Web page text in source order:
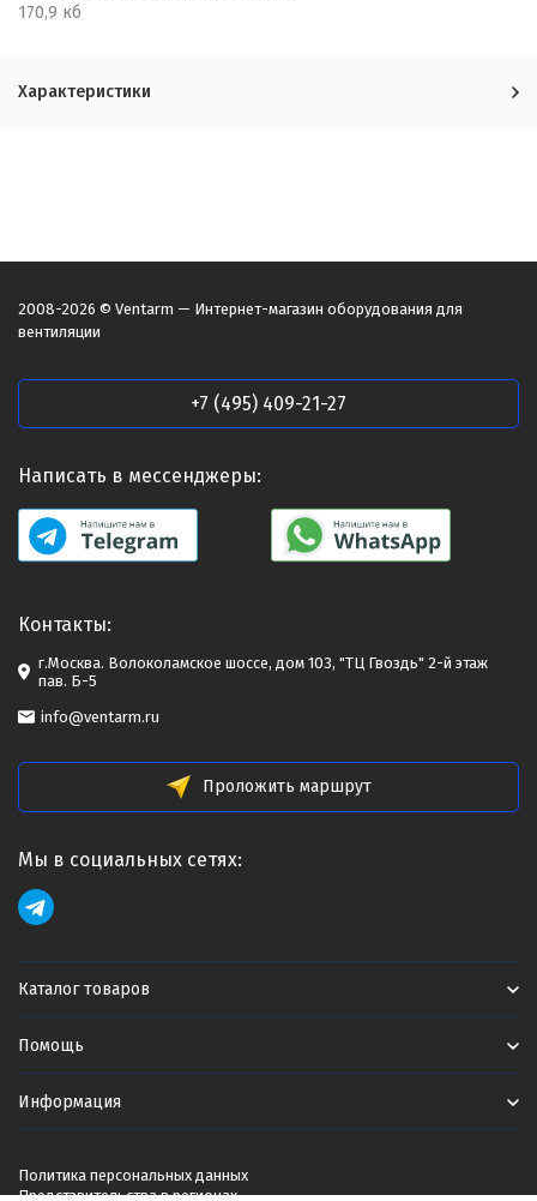
170,9 кб
Характеристики
2008-2026 © Ventarm — Интернет-магазин оборудования для
вентиляции
+7 (495) 409-21-27
Написать в мессенджеры:
Контакты:
г.Москва. Волоколамское шоссе, дом 103, "ТЦ Гвоздь" 2-й этаж
пав. Б-5
info@ventarm.ru
Проложить маршрут
Мы в социальных сетях:
Каталог товаров
Помощь
Информация
Политика персональных данных
Представительства в регионах